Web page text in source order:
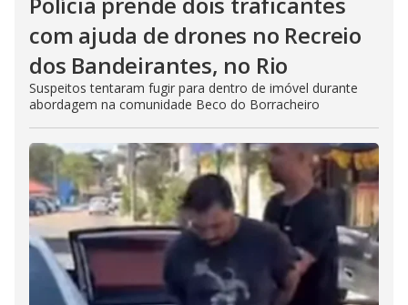
com ajuda de drones no Recreio
dos Bandeirantes, no Rio
Suspeitos tentaram fugir para dentro de imóvel durante
abordagem na comunidade Beco do Borracheiro